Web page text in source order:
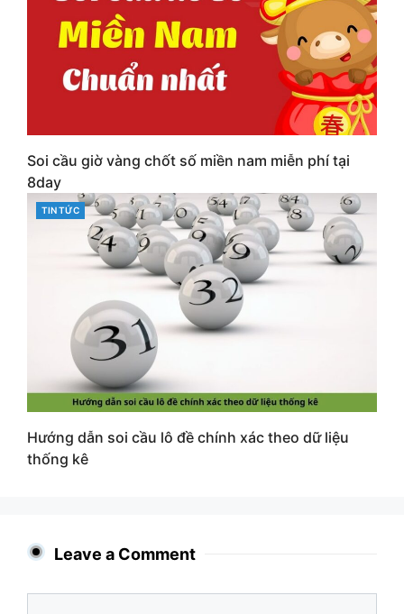
Soi cầu giờ vàng chốt số miền nam miễn phí tại
8day
CATEGORIES
TIN TỨC
Hướng dẫn soi cầu lô đề chính xác theo dữ liệu
thống kê
Leave a Comment